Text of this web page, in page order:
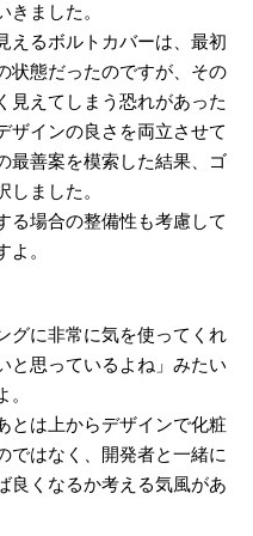
ました。
えるボルトカバーは、最初
状態だったのですが、その
見えてしまう恐れがあった
ザインの良さを両立させて
最善案を模索した結果、ゴ
しました。
る場合の整備性も考慮して
。
グに非常に気を使ってくれ
と思っているよね」みたい
とは上からデザインで化粧
ではなく、開発者と一緒に
良くなるか考える気風があ